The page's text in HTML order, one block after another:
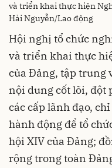
và triển khai thực hiện
Hải Nguyễn/Lao động
Hội nghị tổ chức
và triển khai thực
của Đảng, tập trung
nội dung cốt lõi, đột
các cấp lãnh đạo,
hành động để tổ
hội XIV của Đảng;
rộng trong toàn